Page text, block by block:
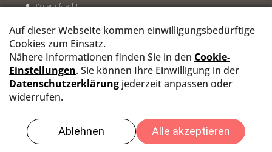
Widerrufsrecht
Information
AGB
Impressum
Datenschutz
Folge uns auf Social Media: